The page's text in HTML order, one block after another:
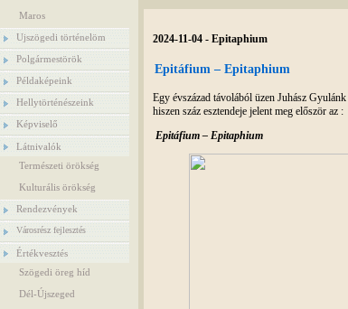
Maros
Ujszögedi történelöm
Polgármestörök
Példaképeink
Hellytörténészeink
Képviselő
Látnivalók
Természeti örökség
Kulturális örökség
Rendezvények
Városrész fejlesztés
Értékvesztés
Szögedi öreg híd
Dél-Újszeged
2024-11-04 - Epitaphium
Epitáfium – Epitaphium
Egy évszázad távolából üzen Juhász Gyulánk
hiszen száz esztendeje jelent meg először az :
Epitáfium – Epitaphium